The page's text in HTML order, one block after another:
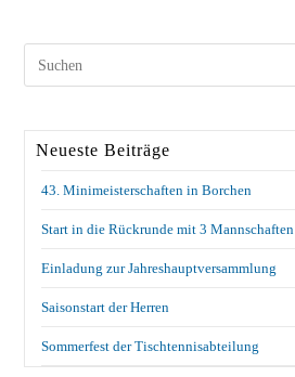
Neueste Beiträge
43. Minimeisterschaften in Borchen
Start in die Rückrunde mit 3 Mannschaften
Einladung zur Jahreshauptversammlung
Saisonstart der Herren
Sommerfest der Tischtennisabteilung